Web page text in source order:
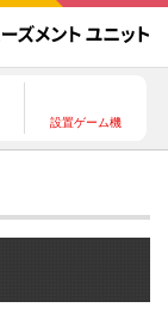
設置ゲーム機